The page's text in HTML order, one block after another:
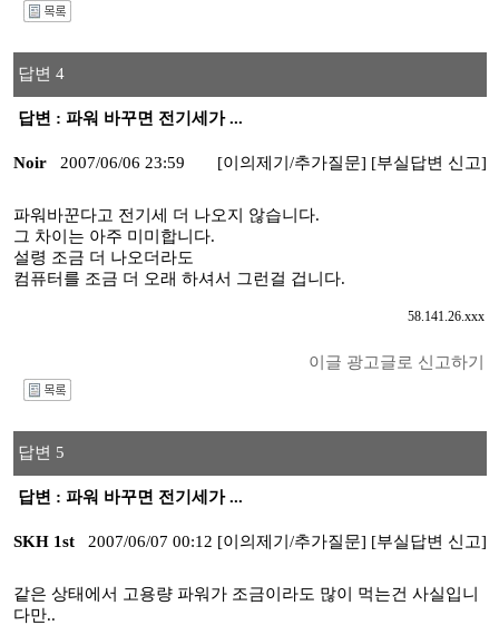
답변 4
답변 : 파워 바꾸면 전기세가 ...
Noir 2007/06/06 23:59 [이의제기/추가질문] [부실답변 신고]
파워바꾼다고 전기세 더 나오지 않습니다.
그 차이는 아주 미미합니다.
설령 조금 더 나오더라도
컴퓨터를 조금 더 오래 하셔서 그런걸 겁니다.
58.141.26.xxx
이글 광고글로 신고하기
답변 5
답변 : 파워 바꾸면 전기세가 ...
SKH 1st 2007/06/07 00:12 [이의제기/추가질문] [부실답변 신고]
같은 상태에서 고용량 파워가 조금이라도 많이 먹는건 사실입니
다만..